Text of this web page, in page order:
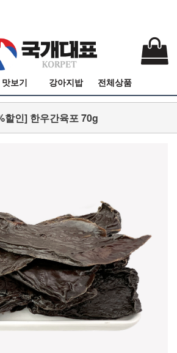
맛보기 강아지밥 전체상품
할인] 한우간육포 70g